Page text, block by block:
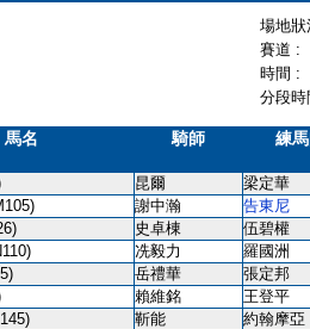
場地
賽道 :
時間 :
分段
馬名 騎師 練
昆爾 梁定華
謝中瀚 告東尼
史卓棟 伍碧權
冼毅力 羅國洲
岳禮華 張定邦
賴維銘 王登平
靳能 約翰摩亞